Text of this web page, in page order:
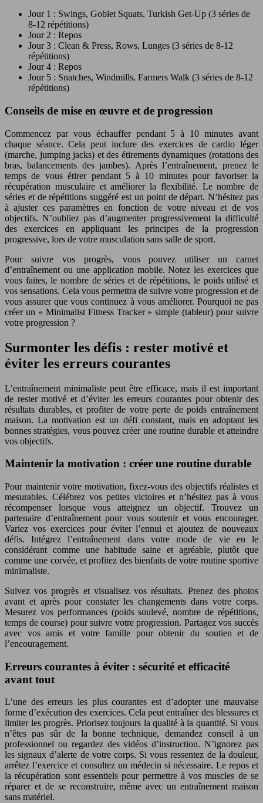
Jour 1 : Swings, Goblet Squats, Turkish Get-Up (3 séries de
8-12 répétitions)
Jour 2 : Repos
Jour 3 : Clean & Press, Rows, Lunges (3 séries de 8-12
répétitions)
Jour 4 : Repos
Jour 5 : Snatches, Windmills, Farmers Walk (3 séries de 8-12
répétitions)
Conseils de mise en œuvre et de progression
Commencez par vous échauffer pendant 5 à 10 minutes avant
chaque séance. Cela peut inclure des exercices de cardio léger
(marche, jumping jacks) et des étirements dynamiques (rotations des
bras, balancements des jambes). Après l’entraînement, prenez le
temps de vous étirer pendant 5 à 10 minutes pour favoriser la
récupération musculaire et améliorer la flexibilité. Le nombre de
séries et de répétitions suggéré est un point de départ. N’hésitez pas
à ajuster ces paramètres en fonction de votre niveau et de vos
objectifs. N’oubliez pas d’augmenter progressivement la difficulté
des exercices en appliquant les principes de la progression
progressive, lors de votre musculation sans salle de sport.
Pour suivre vos progrès, vous pouvez utiliser un carnet
d’entraînement ou une application mobile. Notez les exercices que
vous faites, le nombre de séries et de répétitions, le poids utilisé et
vos sensations. Cela vous permettra de suivre votre progression et de
vous assurer que vous continuez à vous améliorer. Pourquoi ne pas
créer un « Minimalist Fitness Tracker » simple (tableur) pour suivre
votre progression ?
Surmonter les défis : rester motivé et
éviter les erreurs courantes
L’entraînement minimaliste peut être efficace, mais il est important
de rester motivé et d’éviter les erreurs courantes pour obtenir des
résultats durables, et profiter de votre perte de poids entraînement
maison. La motivation est un défi constant, mais en adoptant les
bonnes stratégies, vous pouvez créer une routine durable et atteindre
vos objectifs.
Maintenir la motivation : créer une routine durable
Pour maintenir votre motivation, fixez-vous des objectifs réalistes et
mesurables. Célébrez vos petites victoires et n’hésitez pas à vous
récompenser lorsque vous atteignez un objectif. Trouvez un
partenaire d’entraînement pour vous soutenir et vous encourager.
Variez vos exercices pour éviter l’ennui et ajoutez de nouveaux
défis. Intégrez l’entraînement dans votre mode de vie en le
considérant comme une habitude saine et agréable, plutôt que
comme une corvée, et profitez des bienfaits de votre routine sportive
minimaliste.
Suivez vos progrès et visualisez vos résultats. Prenez des photos
avant et après pour constater les changements dans votre corps.
Mesurez vos performances (poids soulevé, nombre de répétitions,
temps de course) pour suivre votre progression. Partagez vos succès
avec vos amis et votre famille pour obtenir du soutien et de
l’encouragement.
Erreurs courantes à éviter : sécurité et efficacité
avant tout
L’une des erreurs les plus courantes est d’adopter une mauvaise
forme d’exécution des exercices. Cela peut entraîner des blessures et
limiter les progrès. Priorisez toujours la qualité à la quantité. Si vous
n’êtes pas sûr de la bonne technique, demandez conseil à un
professionnel ou regardez des vidéos d’instruction. N’ignorez pas
les signaux d’alerte de votre corps. Si vous ressentez de la douleur,
arrêtez l’exercice et consultez un médecin si nécessaire. Le repos et
la récupération sont essentiels pour permettre à vos muscles de se
réparer et de se reconstruire, même avec un entraînement maison
sans matériel.